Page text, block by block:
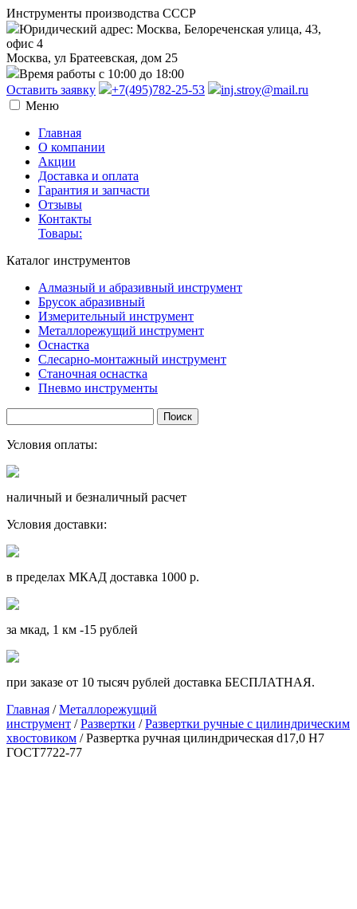
Инструменты производства СССР
Юридический адрес: Москва, Белореченская улица, 43,
офис 4
Москва, ул Братеевская, дом 25
Время работы с 10:00 до 18:00
Оставить заявку
+7(495)782-25-53
inj.stroy@mail.ru
Меню
Главная
О компании
Акции
Доставка и оплата
Гарантия и запчасти
Отзывы
Контакты
Товары:
Каталог инструментов
Алмазный и абразивный инструмент
Брусок абразивный
Измерительный инструмент
Металлорежущий инструмент
Оснастка
Слесарно-монтажный инструмент
Станочная оснастка
Пневмо инструменты
Условия оплаты:
наличный и безналичный расчет
Условия доставки:
в пределах МКАД доставка 1000 р.
за мкад, 1 км -15 рублей
при заказе от 10 тысяч рублей доставка БЕСПЛАТНАЯ.
Главная /Металлорежущий
инструмент /Развертки /Развертки ручные с цилиндрическим
хвостовиком / Развертка ручная цилиндрическая d17,0 Н7
ГОСТ7722-77